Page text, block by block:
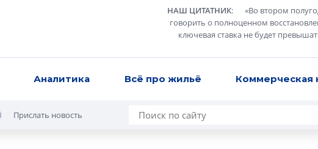
НАШ ЦИТАТНИК: «Во втором
говорить о полноценном
ключевая ставка не будет
Аналитика Всё про жильё Коммерческая
Прислать новость